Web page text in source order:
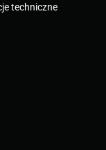
techniczne